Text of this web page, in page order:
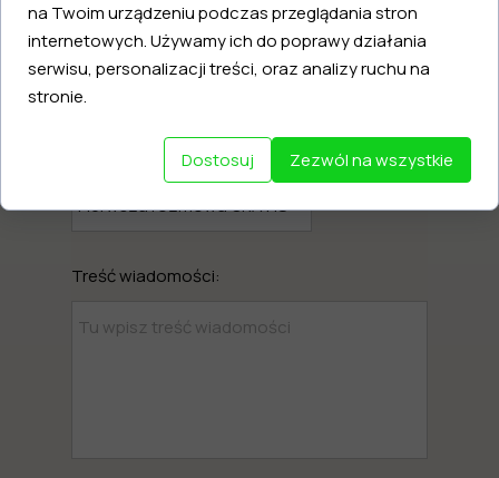
Twój e-mail:
Treść wiadomości:
na Twoim urządzeniu podczas przeglądania stron
internetowych. Używamy ich do poprawy działania
serwisu, personalizacji treści, oraz analizy ruchu na
stronie.
Dostosuj Zezwól na wszystkie